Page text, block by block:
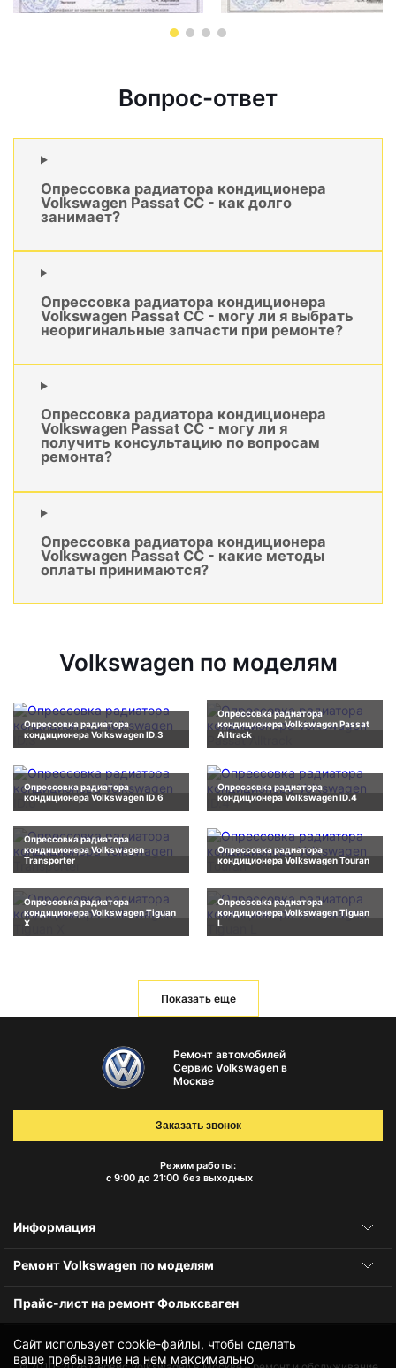
Вопрос-ответ
Опрессовка радиатора кондиционера
Volkswagen Passat CC - как долго
занимает?
Опрессовка радиатора кондиционера
Volkswagen Passat CC - могу ли я выбрать
неоригинальные запчасти при ремонте?
Опрессовка радиатора кондиционера
Volkswagen Passat CC - могу ли я
получить консультацию по вопросам
ремонта?
Опрессовка радиатора кондиционера
Volkswagen Passat CC - какие методы
оплаты принимаются?
Volkswagen по моделям
Опрессовка радиатора
кондиционера Volkswagen ID.3
Опрессовка радиатора
кондиционера Volkswagen Passat
Alltrack
Опрессовка радиатора
кондиционера Volkswagen ID.6
Опрессовка радиатора
кондиционера Volkswagen ID.4
Опрессовка радиатора
кондиционера Volkswagen
Transporter
Опрессовка радиатора
кондиционера Volkswagen Touran
Опрессовка радиатора
кондиционера Volkswagen Tiguan
X
Опрессовка радиатора
кондиционера Volkswagen Tiguan
L
Показать еще
Сайт использует cookie-файлы, чтобы сделать
ваше пребывание на нем максимально
Ремонт автомобилей
Сервис Volkswagen в
Москве
Режим работы:
с 9:00 до 21:00 без выходных
Заказать звонок
Информация
Ремонт Volkswagen по моделям
Прайс-лист на ремонт Фольксваген